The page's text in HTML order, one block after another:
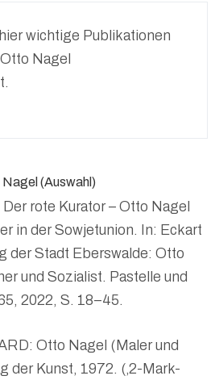
wichtige Publikationen
Nagel
Nagel (Auswahl)
rote Kurator – Otto Nagel
in der Sowjetunion. In: Eckart
der Stadt Eberswalde: Otto
und Sozialist. Pastelle und
2022, S. 18–45.
Otto Nagel (Maler und
der Kunst, 1972. (‚2-Mark-